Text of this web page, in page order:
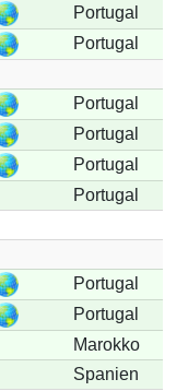
Portugal
Portugal
Portugal
Portugal
Portugal
Portugal
Portugal
Portugal
Marokko
Spanien